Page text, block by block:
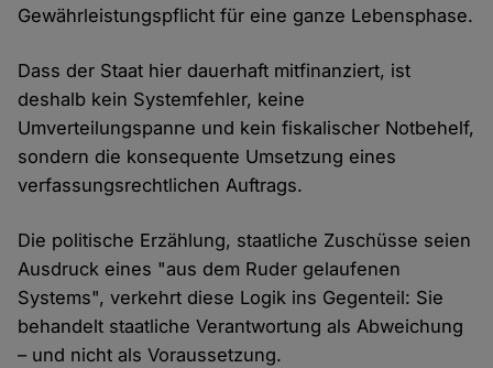
Gewährleistungspflicht für eine ganze Lebensphase.
Dass der Staat hier dauerhaft mitfinanziert, ist
deshalb kein Systemfehler, keine
Umverteilungspanne und kein fiskalischer Notbehelf,
sondern die konsequente Umsetzung eines
verfassungsrechtlichen Auftrags.
Die politische Erzählung, staatliche Zuschüsse seien
Ausdruck eines "aus dem Ruder gelaufenen
Systems", verkehrt diese Logik ins Gegenteil: Sie
behandelt staatliche Verantwortung als Abweichung
– und nicht als Voraussetzung.